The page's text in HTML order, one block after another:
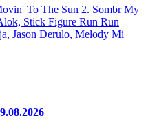
To The Sun 2. Sombr My
Stick Figure Run Run
Jason Derulo, Melody Mi